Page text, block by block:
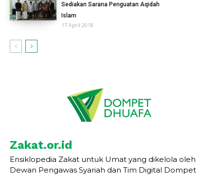
Sediakan Sarana Penguatan Aqidah
Islam
17 April 2018
Zakat.or.id
Ensiklopedia Zakat untuk Umat yang dikelola oleh
Dewan Pengawas Syariah dan Tim Digital Dompet